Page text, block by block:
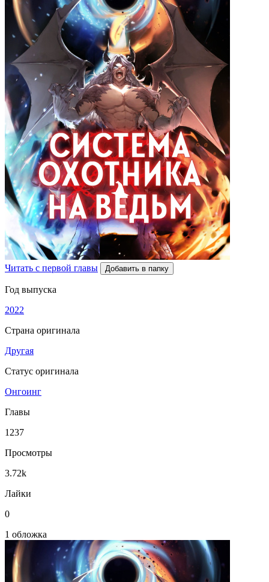
Читать с первой главы Добавить в папку
Год выпуска
2022
Страна оригинала
Другая
Статус оригинала
Онгоинг
Главы
1237
Просмотры
3.72k
Лайки
0
1 обложка